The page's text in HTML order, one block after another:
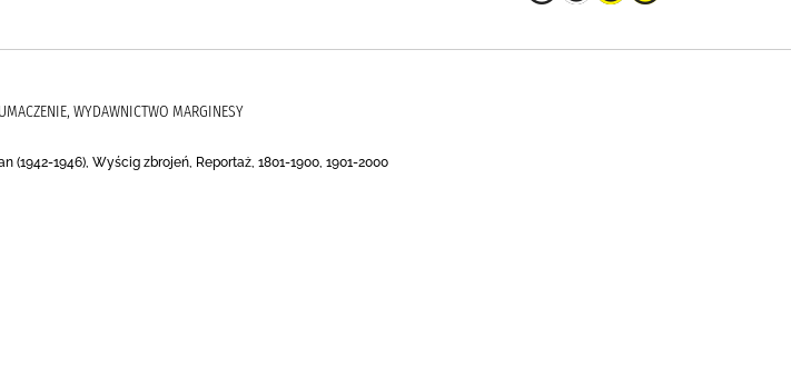
WYDAWNICTWO MARGINESY
1946), Wyścig zbrojeń, Reportaż, 1801-1900, 1901-2000